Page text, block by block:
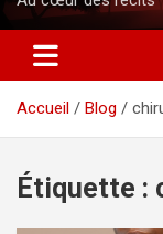
Accueil Blog
Étiquette :